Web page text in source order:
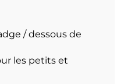
/ dessous de
les petits et